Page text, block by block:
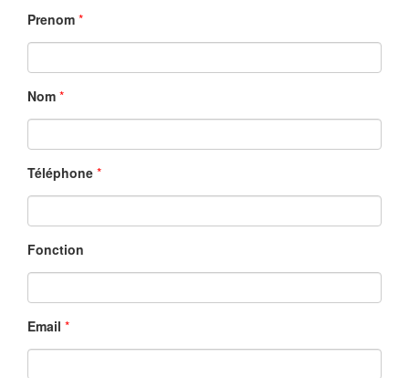
Prenom *
Nom *
Téléphone *
Fonction
Email *